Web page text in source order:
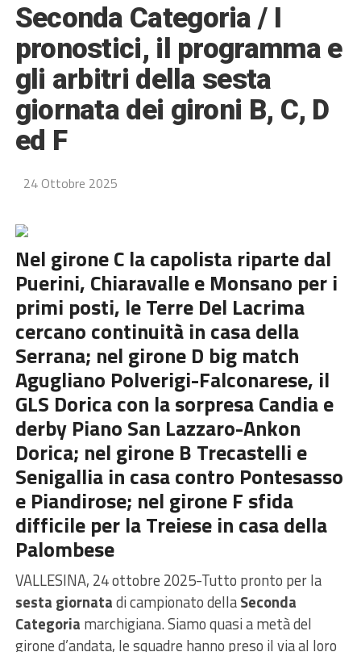
Seconda Categoria / I
pronostici, il programma e
gli arbitri della sesta
giornata dei gironi B, C, D
ed F
24 Ottobre 2025
Nel girone C la capolista riparte dal
Puerini, Chiaravalle e Monsano per i
primi posti, le Terre Del Lacrima
cercano continuità in casa della
Serrana; nel girone D big match
Agugliano Polverigi-Falconarese, il
GLS Dorica con la sorpresa Candia e
derby Piano San Lazzaro-Ankon
Dorica; nel girone B Trecastelli e
Senigallia in casa contro Pontesasso
e Piandirose; nel girone F sfida
difficile per la Treiese in casa della
Palombese
VALLESINA, 24 ottobre 2025-Tutto pronto per la
sesta giornatadi campionato dellaSeconda
Categoria marchigiana. Siamo quasi a metà del
girone d’andata, le squadre hanno preso il via al loro